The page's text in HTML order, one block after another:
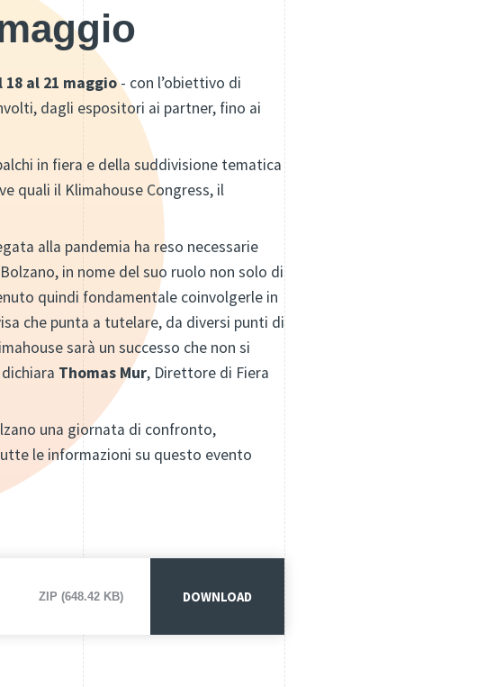
al 21 maggio- con l’obiettivo di
dagli espositori ai partner, fino ai
in fiera e della suddivisione tematica
quali il Klimahouse Congress, il
alla pandemia ha reso necessarie
in nome del suo ruolo non solo di
quindi fondamentale coinvolgerle in
che punta a tutelare, da diversi punti di
sarà un successo che non si
Thomas Mur, Direttore di Fiera
una giornata di confronto,
le informazioni su questo evento
ZIP (648.42 KB) DOWNLOAD